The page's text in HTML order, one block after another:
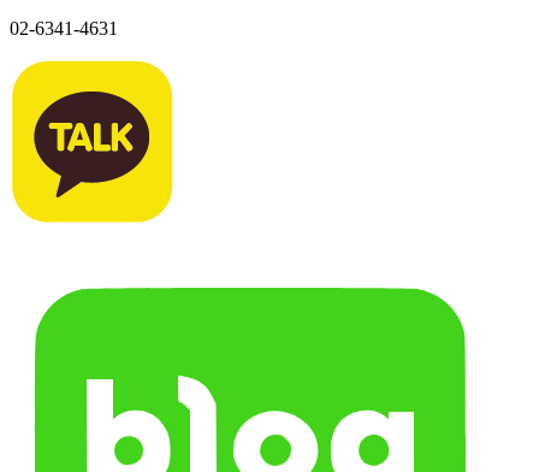
02-6341-4631